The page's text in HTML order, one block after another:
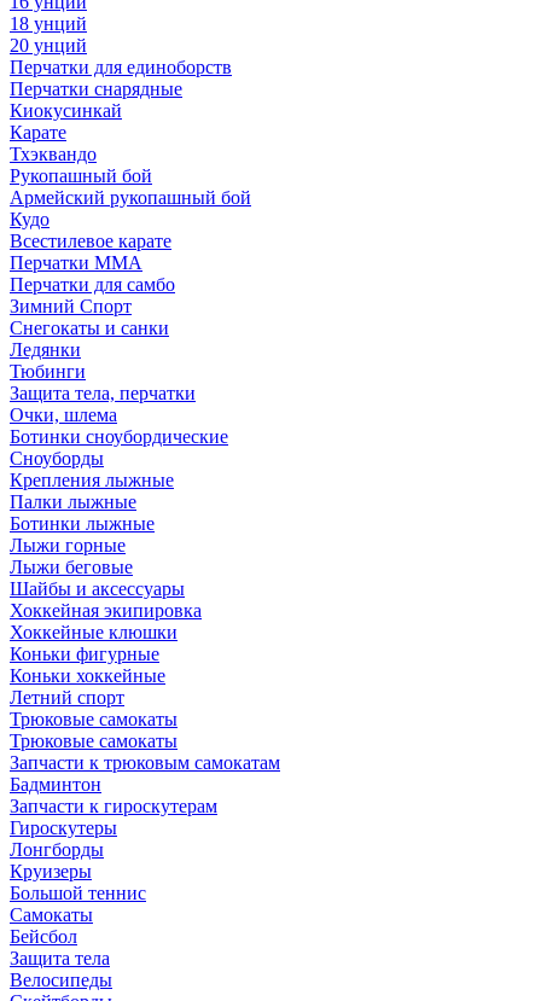
18 унций
20 унций
Перчатки для единоборств
Перчатки снарядные
Киокусинкай
Карате
Тхэквандо
Рукопашный бой
Армейский рукопашный бой
Кудо
Всестилевое карате
Перчатки MMA
Перчатки для самбо
Зимний Спорт
Снегокаты и санки
Ледянки
Тюбинги
Защита тела, перчатки
Очки, шлема
Ботинки сноубордические
Сноуборды
Крепления лыжные
Палки лыжные
Ботинки лыжные
Лыжи горные
Лыжи беговые
Шайбы и аксессуары
Хоккейная экипировка
Хоккейные клюшки
Коньки фигурные
Коньки хоккейные
Летний спорт
Трюковые самокаты
Трюковые самокаты
Запчасти к трюковым самокатам
Бадминтон
Запчасти к гироскутерам
Гироскутеры
Лонгборды
Круизеры
Большой теннис
Самокаты
Бейсбол
Защита тела
Велосипеды